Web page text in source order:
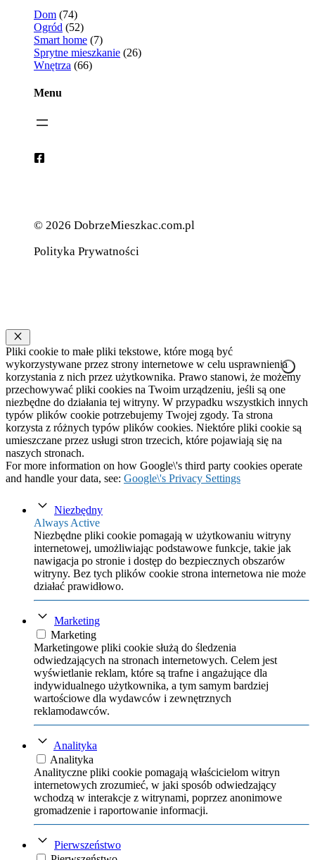
Dom (74)
Ogród (52)
Smart home (7)
Sprytne mieszkanie (26)
Wnętrza (66)
Menu
© 2026 DobrzeMieszkac.com.pl
Polityka Prywatności
Zamknij
Pliki cookie to małe pliki tekstowe, które mogą być
wykorzystywane przez strony internetowe w celu usprawnienia
korzystania z nich przez użytkownika. Prawo stanowi, że możemy
przechowywać pliki cookies na Twoim urządzeniu, jeśli są one
niezbędne do działania tej witryny. W przypadku wszystkich innych
typów plików cookie potrzebujemy Twojej zgody. Ta strona
korzysta z różnych typów plików cookies. Niektóre pliki cookie są
umieszczane przez usługi stron trzecich, które pojawiają się na
naszych stronach.
For more information on how Google\'s third party cookies operate
and handle your data, see: Google\'s Privacy Settings
Niezbędny
Always Active
Niezbędne pliki cookie pomagają w użytkowaniu witryny
internetowej, umożliwiając podstawowe funkcje, takie jak
nawigacja po stronie i dostęp do bezpiecznych obszarów
witryny. Bez tych plików cookie strona internetowa nie może
działać prawidłowo.
Marketing
Marketing
Marketingowe pliki cookie służą do śledzenia
odwiedzających na stronach internetowych. Celem jest
wyświetlanie reklam, które są trafne i angażujące dla
indywidualnego użytkownika, a tym samym bardziej
wartościowe dla wydawców i zewnętrznych
reklamodawców.
Analityka
Analityka
Analityczne pliki cookie pomagają właścicielom witryn
internetowych zrozumieć, w jaki sposób odwiedzający
wchodzą w interakcje z witrynami, poprzez anonimowe
gromadzenie i raportowanie informacji.
Pierwszeństwo